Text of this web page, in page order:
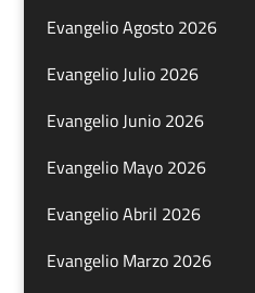
Evangelio Agosto 2026
Evangelio Julio 2026
Evangelio Junio 2026
Evangelio Mayo 2026
Evangelio Abril 2026
Evangelio Marzo 2026